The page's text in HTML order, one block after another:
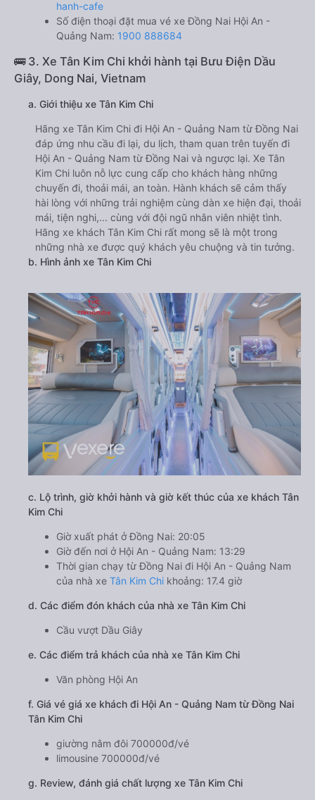
hanh-cafe
Số điện thoại đặt mua vé xe Đồng Nai Hội An -
Quảng Nam: 1900 888684
🚌 3. Xe Tân Kim Chi khởi hành tại Bưu Điện Dầu
Giây, Dong Nai, Vietnam
a. Giới thiệu xe Tân Kim Chi
Hãng xe Tân Kim Chi đi Hội An - Quảng Nam từ Đồng Nai
đáp ứng nhu cầu đi lại, du lịch, tham quan trên tuyến đi
Hội An - Quảng Nam từ Đồng Nai và ngược lại. Xe Tân
Kim Chi luôn nỗ lực cung cấp cho khách hàng những
chuyến đi, thoải mái, an toàn. Hành khách sẽ cảm thấy
hài lòng với những trải nghiệm cùng dàn xe hiện đại, thoải
mái, tiện nghi,... cùng với đội ngũ nhân viên nhiệt tình.
Hãng xe khách Tân Kim Chi rất mong sẽ là một trong
những nhà xe được quý khách yêu chuộng và tin tưởng.
b. Hình ảnh xe Tân Kim Chi
c. Lộ trình, giờ khởi hành và giờ kết thúc của xe khách Tân
Kim Chi
Giờ xuất phát ở Đồng Nai: 20:05
Giờ đến nơi ở Hội An - Quảng Nam: 13:29
Thời gian chạy từ Đồng Nai đi Hội An - Quảng Nam
của nhà xe Tân Kim Chi khoảng: 17.4 giờ
d. Các điểm đón khách của nhà xe Tân Kim Chi
Cầu vượt Dầu Giây
e. Các điểm trả khách của nhà xe Tân Kim Chi
Văn phòng Hội An
f. Giá vé giá xe khách đi Hội An - Quảng Nam từ Đồng Nai
Tân Kim Chi
giường nằm đôi 700000đ/vé
limousine 700000đ/vé
g. Review, đánh giá chất lượng xe Tân Kim Chi